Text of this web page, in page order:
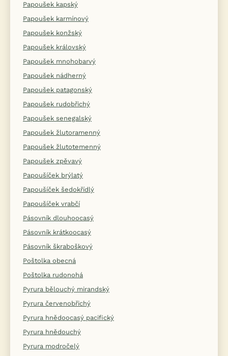
Papoušek kapský
Papoušek karmínový
Papoušek konžský
Papoušek královský
Papoušek mnohobarvý
Papoušek nádherný
Papoušek patagonský
Papoušek rudobřichý
Papoušek senegalský
Papoušek žlutoramenný
Papoušek žlutotemenný
Papoušek zpěvavý
Papoušíček brýlatý
Papoušíček šedokřídlý
Papoušíček vrabčí
Pásovník dlouhoocasý
Pásovník krátkoocasý
Pásovník škraboškový
Poštolka obecná
Poštolka rudonohá
Pyrura bělouchý mirandský
Pyrura červenobřichý
Pyrura hnědoocasý pacifický
Pyrura hnědouchý
Pyrura modročelý